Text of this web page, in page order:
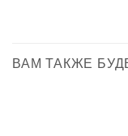
ВАМ ТАКЖЕ